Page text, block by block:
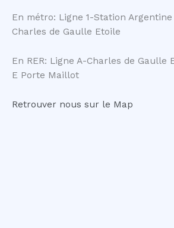
En métro: Ligne 1-Station
Charles de Gaulle Etoile
En RER: Ligne A-Charles de Gaulle
E Porte Maillot
Retrouver nous sur le Map